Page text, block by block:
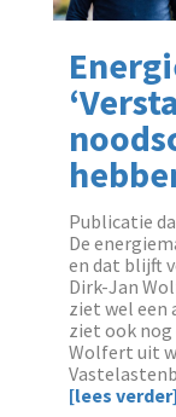
Publicatie
‌De
en dat blijft
Dirk-Jan
ziet wel
ziet ook
Wolfert uit
[lees verder]